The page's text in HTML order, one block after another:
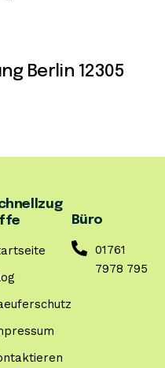
Berlin 12305
Büro
01761
7978 795